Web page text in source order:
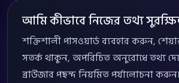
আমি কীভাবে নিজের তথ্য
শক্তিশালী পাসওয়ার্ড ব্যবহার করুন,
সতর্ক থাকুন, অপরিচিত অনুরোধে তথ্য
ব্রাউজার পছন্দ নিয়মিত পর্যালোচনা করুন।